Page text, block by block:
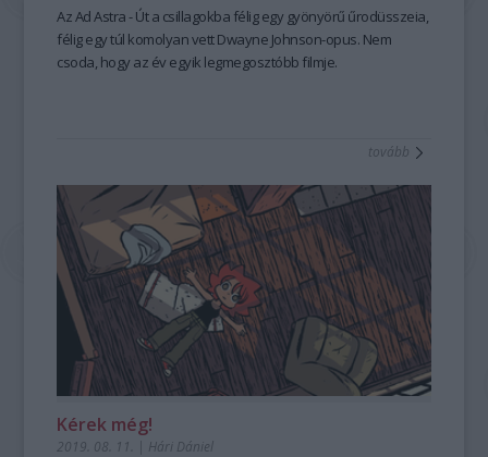
AzAd Astra - Út a csillagokba félig egy gyönyörű űrodüsszeia,
félig egy túl komolyan vett Dwayne Johnson-opus. Nem
csoda, hogy az év egyik legmegosztóbb filmje.
tovább
Kérek még!
2019. 08. 11. | Hári Dániel